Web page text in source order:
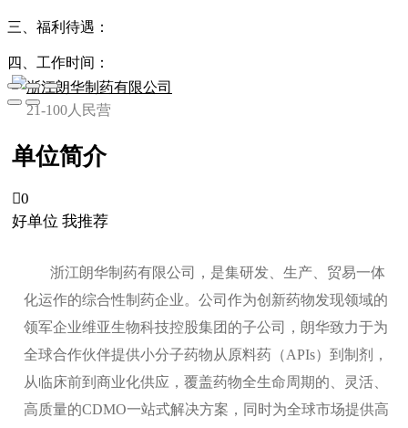
三、福利待遇：
四、工作时间：
浙江朗华制药有限公司
21-100人 民营
单位简介
0
好单位 我推荐
浙江朗华制药有限公司，是集研发、生产、贸易一体
化运作的综合性制药企业。公司作为创新药物发现领域的
领军企业维亚生物科技控股集团的子公司，朗华致力于为
全球合作伙伴提供小分子药物从原料药（APIs）到制剂，
从临床前到商业化供应，覆盖药物全生命周期的、灵活、
高质量的CDMO一站式解决方案，同时为全球市场提供高